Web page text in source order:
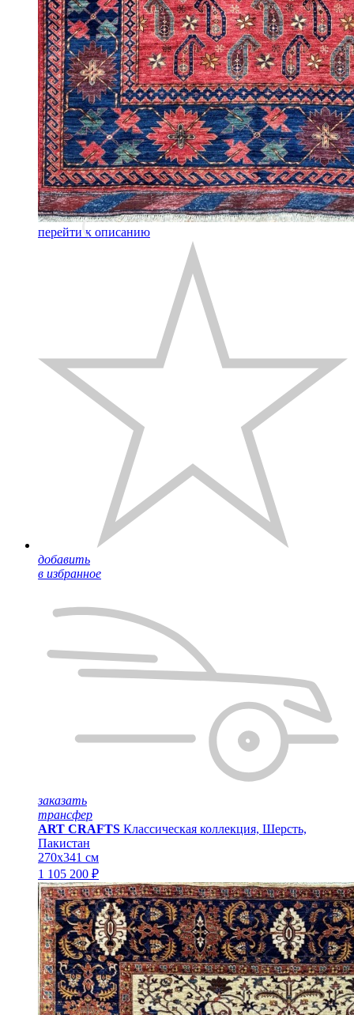
перейти к описанию
добавить
в избранное
заказать
трансфер
ART CRAFTS Классическая коллекция, Шерсть,
Пакистан
270x341 см
1 105 200 ₽